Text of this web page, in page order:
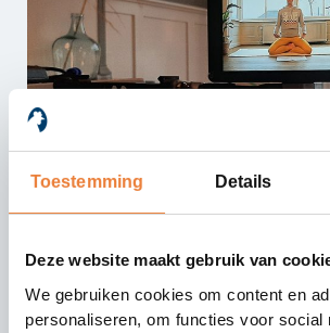
Toestemming Details
Deze website maakt gebruik van
We gebruiken cookies om content en
personaliseren, om functies voor social
TikTok filmpje
een studio